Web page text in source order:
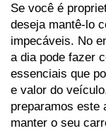
Se você é
deseja mantê-lo
impecáveis. No
a dia pode fazer
essenciais que
e valor do
preparamos este
manter o seu